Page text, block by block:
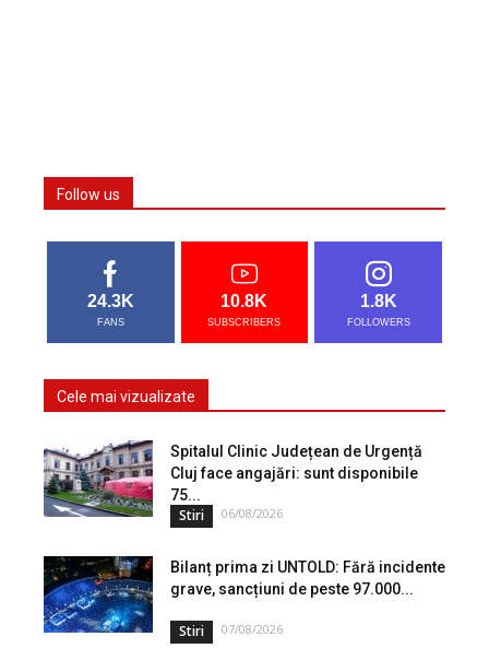
Follow us
24.3K
FANS
10.8K
SUBSCRIBERS
1.8K
FOLLOWERS
Cele mai vizualizate
Spitalul Clinic Județean de Urgență
Cluj face angajări: sunt disponibile
75...
Stiri 06/08/2026
Bilanț prima zi UNTOLD: Fără incidente
grave, sancțiuni de peste 97.000...
Stiri 07/08/2026